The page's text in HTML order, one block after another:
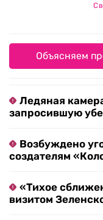
Объясняем
Ледяная
запросившую
Возбуждено
создателям
«Тихое
визитом